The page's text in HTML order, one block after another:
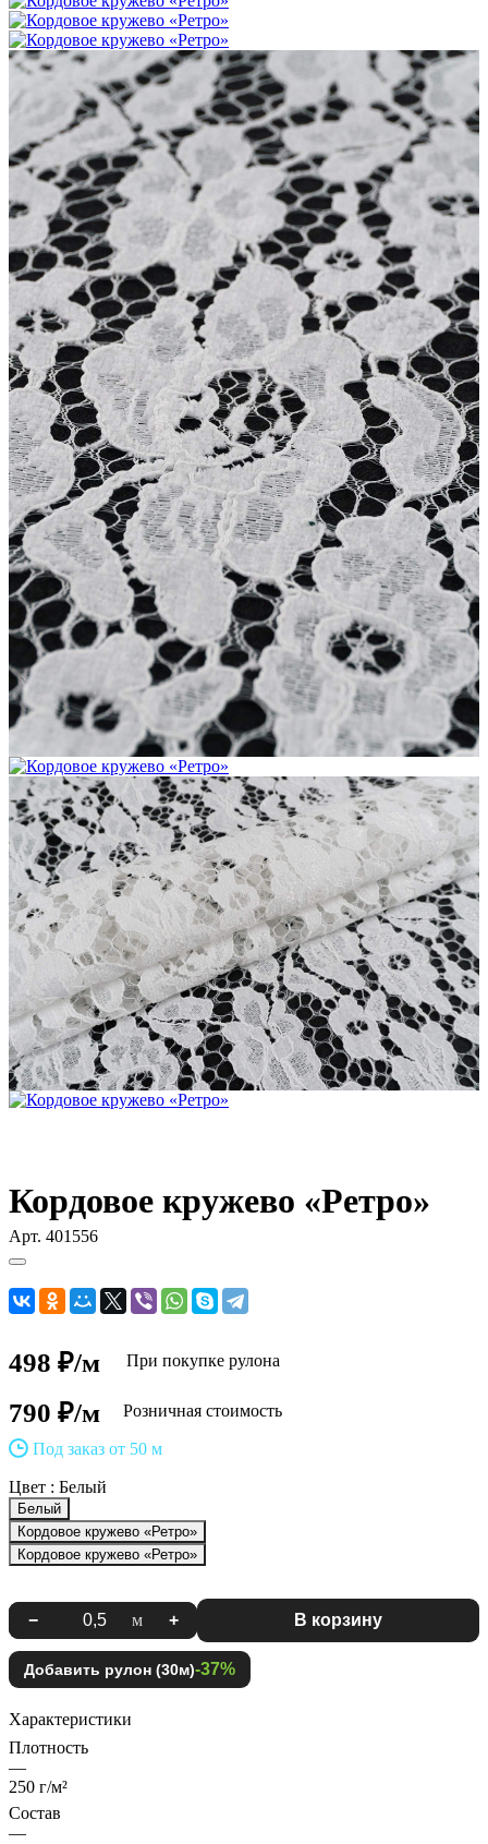
Кордовое кружево «Ретро»
Арт. 401556
498 ₽/м При покупке рулона
790 ₽/м Розничная стоимость
Под заказ от 50 м
Цвет : Белый
Белый
Кордовое кружево «Ретро»
Кордовое кружево «Ретро»
− м + В корзину
Добавить рулон (30м)-37%
Характеристики
Плотность
—
250 г/м²
Состав
—